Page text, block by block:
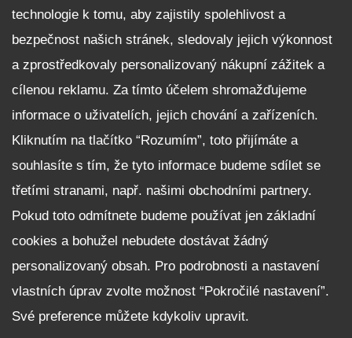
Fleet program Škoda
Nabídka zaměstnání
Facebook
Reklamační řád
Zásady zpracování osobních údajů pro zákazníky
Upozornění pro věřitele a společníky na jejich práva
Nastavení cookies
NEZÁVAZNĚ POPTAT VŮZ
technologie k tomu, aby zajistily spolehlivost a
bezpečnost našich stránek, sledovaly jejich výkonnost
a zprostředkovaly personalizovaný nákupní zážitek a
cílenou reklamu. Za tímto účelem shromažďujeme
informace o uživatelích, jejich chování a zařízeních.
Kliknutím na tlačítko “Rozumím”, toto přijímáte a
souhlasíte s tím, že tyto informace budeme sdílet se
třetími stranami, např. našimi obchodními partnery.
Pokud toto odmítnete budeme používat jen základní
cookies a bohužel nebudete dostávat žádný
personalizovaný obsah. Pro podrobnosti a nastavení
vlastních úprav zvolte možnost “Pokročilé nastavení”.
Své preference můžete kdykoliv upravit.